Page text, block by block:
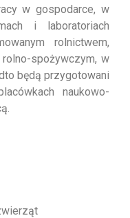
w gospodarce, w
i laboratoriach
rolnictwem,
spożywczym, w
będą przygotowani
naukowo-